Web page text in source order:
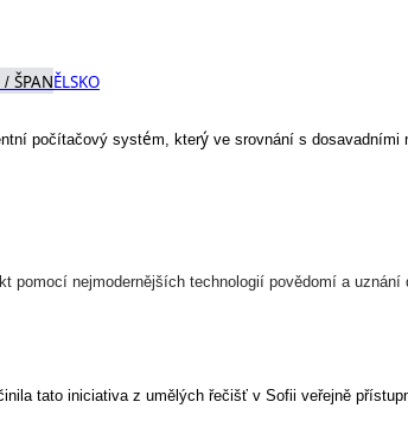
/ ŠPANĚLSKO
počítačový systém, který ve srovnání s dosavadními
pomocí nejmodernějších technologií povědomí a uznání
tato iniciativa z umělých řečišť v Sofii veřejně